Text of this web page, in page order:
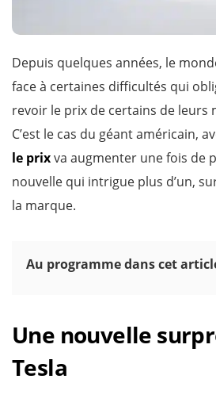
Depuis quelques années, le
face à certaines difficultés qui
revoir le prix de certains de leurs
C’est le cas du géant américain,
le prixva augmenter une fois de
nouvelle qui intrigue plus d’un,
la marque.
Au programme dans cet
Une nouvelle
Tesla